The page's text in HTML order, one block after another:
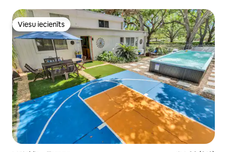
Viesu iecienīts
Viesu iecienīts